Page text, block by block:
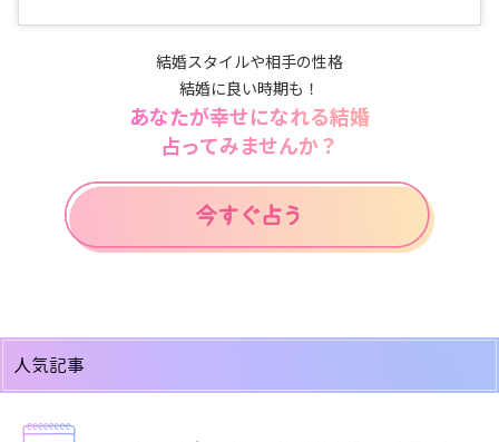
結婚スタイルや相手の性格
結婚に良い時期も！
あなたが幸せになれる結婚
占ってみませんか？
人気記事